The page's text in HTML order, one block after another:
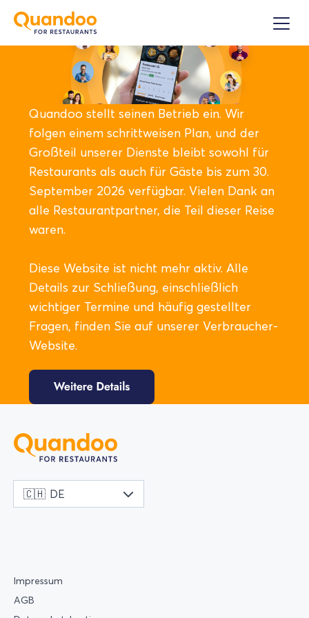
Quandoo stellt seinen Betrieb ein. Wir
folgen einem schrittweisen Plan, und der
Großteil unserer Dienste bleibt sowohl für
Restaurants als auch für Gäste bis zum 30.
September 2026 verfügbar. Vielen Dank an
alle Restaurantpartner, die Teil dieser Reise
waren.
Diese Website ist nicht mehr aktiv. Alle
Details zur Schließung, einschließlich
wichtiger Termine und häufig gestellter
Fragen, finden Sie auf unserer Verbraucher-
Website.
🇨🇭 DE
Impressum
AGB